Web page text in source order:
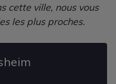
cette ville, nous vous
les plus proches.